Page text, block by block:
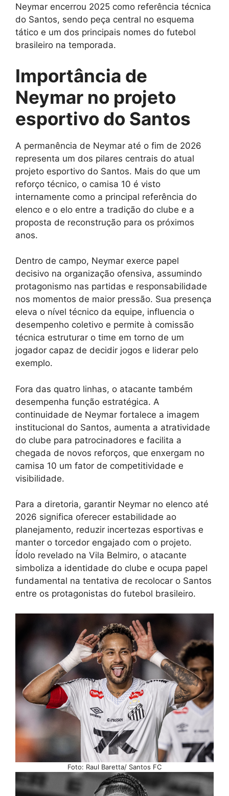
Neymar encerrou 2025 como referência técnica
do Santos, sendo peça central no esquema
tático e um dos principais nomes do futebol
brasileiro na temporada.
Importância de
Neymar no projeto
esportivo do Santos
A permanência de Neymar até o fim de 2026
representa um dos pilares centrais do atual
projeto esportivo do Santos. Mais do que um
reforço técnico, o camisa 10 é visto
internamente como a principal referência do
elenco e o elo entre a tradição do clube e a
proposta de reconstrução para os próximos
anos.
Dentro de campo, Neymar exerce papel
decisivo na organização ofensiva, assumindo
protagonismo nas partidas e responsabilidade
nos momentos de maior pressão. Sua presença
eleva o nível técnico da equipe, influencia o
desempenho coletivo e permite à comissão
técnica estruturar o time em torno de um
jogador capaz de decidir jogos e liderar pelo
exemplo.
Fora das quatro linhas, o atacante também
desempenha função estratégica. A
continuidade de Neymar fortalece a imagem
institucional do Santos, aumenta a atratividade
do clube para patrocinadores e facilita a
chegada de novos reforços, que enxergam no
camisa 10 um fator de competitividade e
visibilidade.
Para a diretoria, garantir Neymar no elenco até
2026 significa oferecer estabilidade ao
planejamento, reduzir incertezas esportivas e
manter o torcedor engajado com o projeto.
Ídolo revelado na Vila Belmiro, o atacante
simboliza a identidade do clube e ocupa papel
fundamental na tentativa de recolocar o Santos
entre os protagonistas do futebol brasileiro.
Foto: Raul Baretta/ Santos FC